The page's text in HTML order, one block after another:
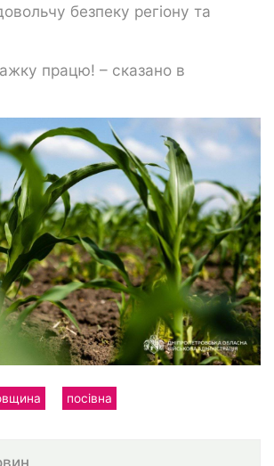
безпеку регіону та
працю! – сказано в
посівна